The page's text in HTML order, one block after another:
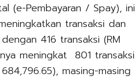
(e-Pembayaran / Spay), ini
transaksi dan
416 transaksi (RM
meningkat 801 transaksi
masing-masing